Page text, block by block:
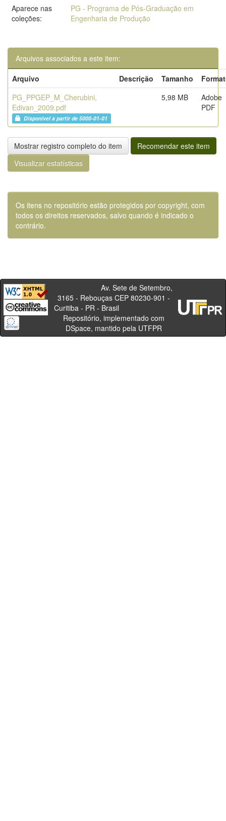
Aparece nas
coleções:
PG - Programa de Pós-Graduação em
Engenharia de Produção
Arquivos associados a este item:
Arquivo
Descrição Tamanho
PG_PPGEP_M_Cherubini,
Edivan_2009.pdf
Disponível a partir de 5000-01-01
5,98 MB
Adobe
PDF
Mostrar registro completo do item
Recomendar este item
Visualizar estatísticas
Os itens no repositório estão protegidos por copyright, com
todos os direitos reservados, salvo quando é indicado o
contrário.
Av. Sete de Setembro,
3165 - Rebouças CEP 80230-901 -
Curitiba - PR - Brasil
Repositório, implementado com
DSpace, mantido pela UTFPR